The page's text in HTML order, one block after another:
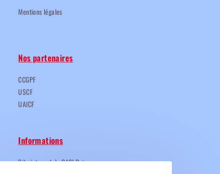
Mentions légales
Nos partenaires
CCGPF
USCF
UAICF
Informations
Site internet du CASI Reims.